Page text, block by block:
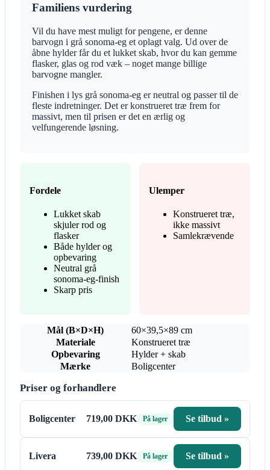
Familiens vurdering
Vil du have mest muligt for pengene, er denne
barvogn i grå sonoma-eg et oplagt valg. Ud over de
åbne hylder får du et lukket skab, hvor du kan gemme
flasker, glas og rod væk – noget mange billige
barvogne mangler.
Finishen i lys grå sonoma-eg er neutral og passer til de
fleste indretninger. Det er konstrueret træ frem for
massivt, men til prisen er det en ærlig og
velfungerende løsning.
Fordele
Lukket skab
skjuler rod og
flasker
Både hylder og
opbevaring
Neutral grå
sonoma-eg-finish
Skarp pris
Ulemper
Konstrueret træ,
ikke massivt
Samlekrævende
Mål (B×D×H)
60×39,5×89 cm
Materiale
Konstrueret træ
Opbevaring
Hylder + skab
Mærke
Boligcenter
Priser og forhandlere
Boligcenter 719,00 DKK På lager Se tilbud »
Livera 739,00 DKK På lager Se tilbud »